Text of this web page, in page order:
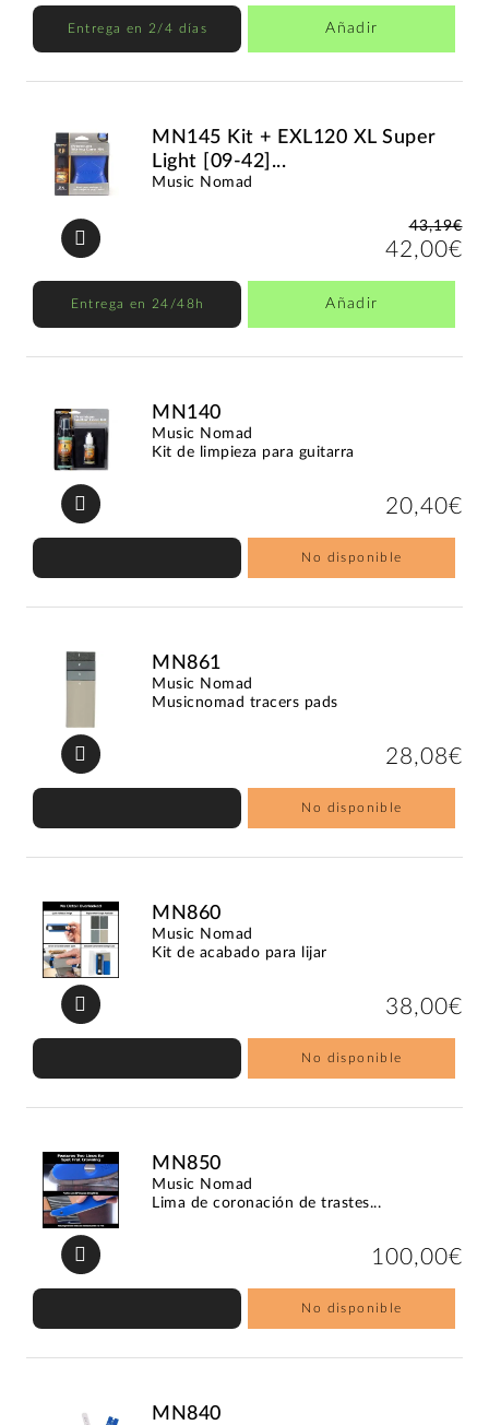
Entrega en 2/4 días Añadir
MN145 Kit + EXL120 XL Super
Light [09-42]...
Music Nomad
43,19€
42,00€
Entrega en 24/48h Añadir
MN140
Music Nomad
Kit de limpieza para guitarra
20,40€
No disponible
MN861
Music Nomad
Musicnomad tracers pads
28,08€
No disponible
MN860
Music Nomad
Kit de acabado para lijar
38,00€
No disponible
MN850
Music Nomad
Lima de coronación de trastes...
100,00€
No disponible
MN840